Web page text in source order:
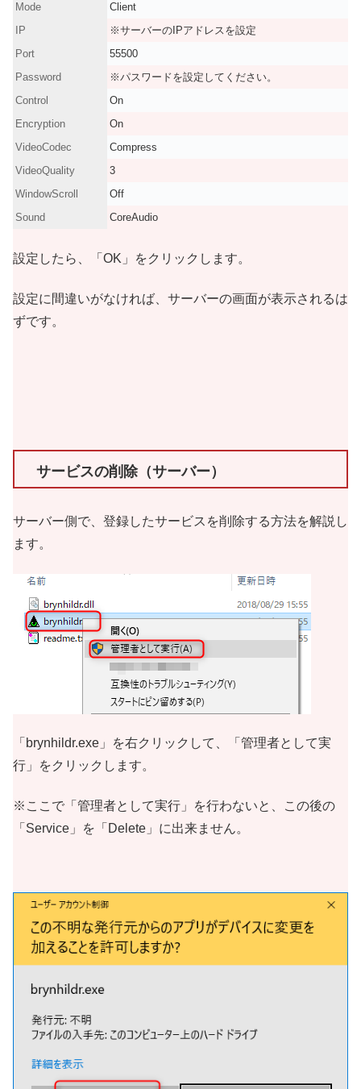
Mode
Client
IP
※サーバーのIPアドレスを設定
Port
55500
Password
※パスワードを設定してください。
Control
On
Encryption
On
VideoCodec
Compress
VideoQuality
3
WindowScroll
Off
Sound
CoreAudio
設定したら、「OK」をクリックします。
設定に間違いがなければ、サーバーの画面が表示されるは
ずです。
サービスの削除（サーバー）
サーバー側で、登録したサービスを削除する方法を解説し
ます。
「brynhildr.exe」を右クリックして、「管理者として実
行」をクリックします。
※ここで「管理者として実行」を行わないと、この後の
「Service」を「Delete」に出来ません。